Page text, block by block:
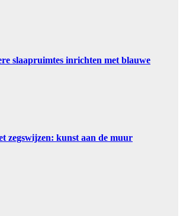
slaapruimtes inrichten met blauwe
zegswijzen: kunst aan de muur